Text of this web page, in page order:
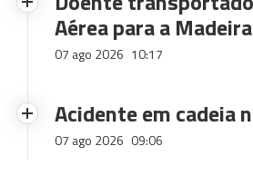
Aérea para a Madeira
07 ago 2026 10:17
Acidente em cadeia
07 ago 2026 09:06